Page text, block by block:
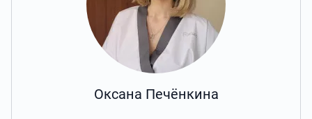
Оксана Печёнкина